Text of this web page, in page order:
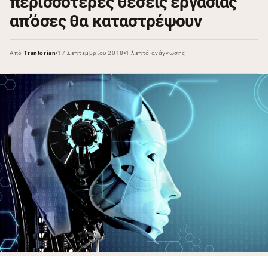
απ’όσες θα καταστρέψουν
ΑπόTrantorian 17 Σεπτεμβρίου 2018 1 λεπτό ανάγνωσης